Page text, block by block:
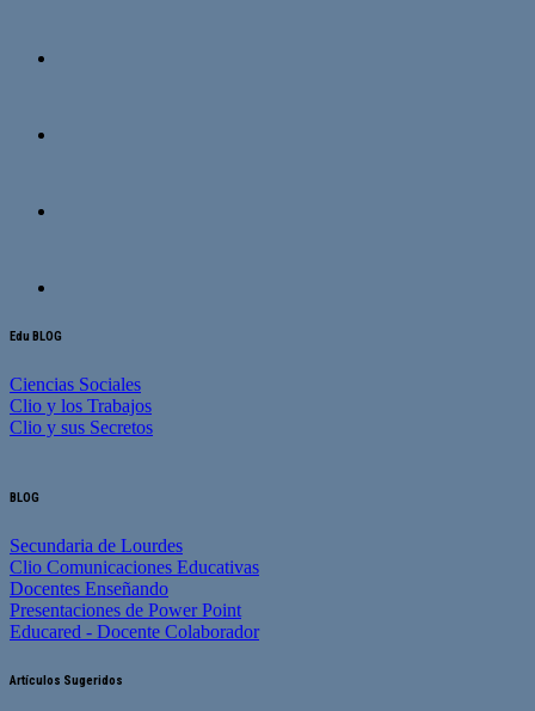
Edu BLOG
Ciencias Sociales
Clio y los Trabajos
Clio y sus Secretos
BLOG
Secundaria de Lourdes
Clio Comunicaciones Educativas
Docentes Enseñando
Presentaciones de Power Point
Educared - Docente Colaborador
Artículos Sugeridos